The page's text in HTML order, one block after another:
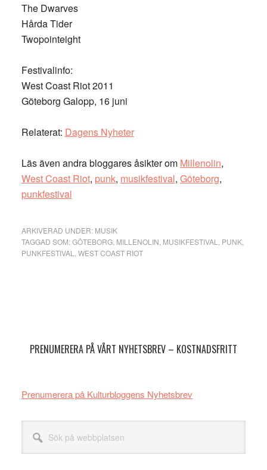
The Dwarves
Hårda Tider
Twopointeight
Festivalinfo:
West Coast Riot 2011
Göteborg Galopp, 16 juni
Relaterat: Dagens Nyheter
Läs även andra bloggares åsikter om Millenolin,
West Coast Riot, punk, musikfestival, Göteborg,
punkfestival
ARKIVERAD UNDER: MUSIK
TAGGAD SOM:GÖTEBORG, MILLENOLIN MUSIKFESTIVAL PUNK,
PUNKFESTIVAL
WEST COAST RIOT
PRENUMERERA PÅ VÅRT NYHETSBREV – KOSTNADSFRITT
Prenumerera på Kulturbloggens Nyhetsbrev
webbplatsen